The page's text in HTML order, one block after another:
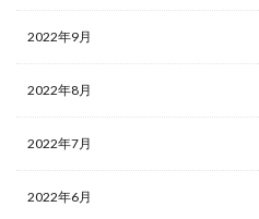
2022年9月
2022年8月
2022年7月
2022年6月